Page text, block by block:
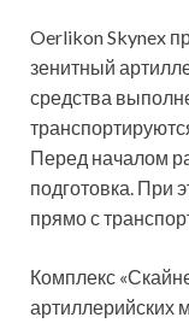
Oerlikon Skynex
зенитный
средства
Перед началом
подготовка. При
прямо с
Комплекс
артиллерийских